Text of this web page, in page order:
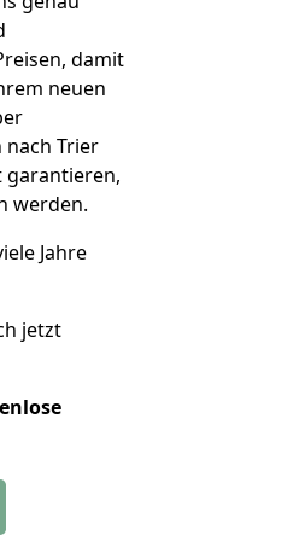
damit
neuen
Trier
garantieren,
werden.
Jahre
jetzt